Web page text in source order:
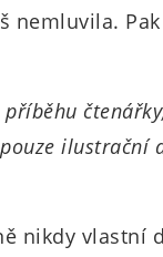
nemluvila.
ilustrační
nikdy vlastní